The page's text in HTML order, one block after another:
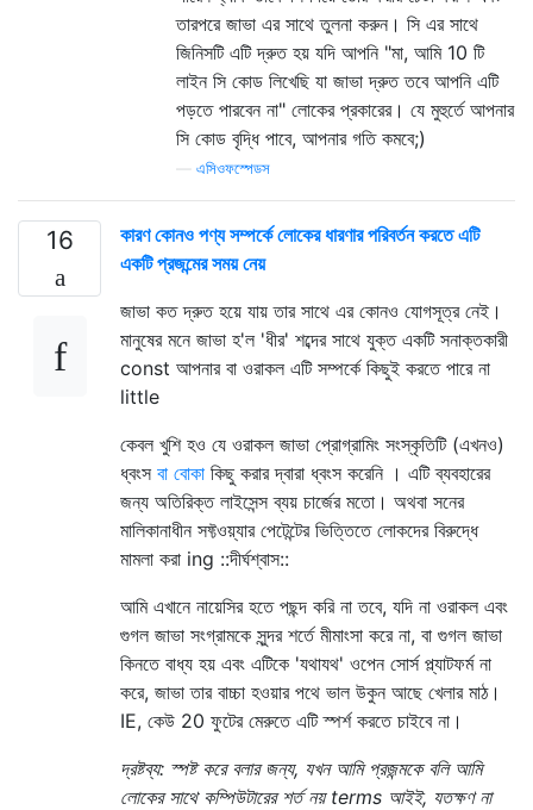
তারপরে জাভা এর সাথে তুলনা করুন। সি এর সাথে
জিনিসটি এটি দ্রুত হয় যদি আপনি "মা, আমি 10 টি
লাইন সি কোড লিখেছি যা জাভা দ্রুত তবে আপনি এটি
পড়তে পারবেন না" লোকের প্রকারের। যে মুহুর্তে আপনার
সি কোড বৃদ্ধি পাবে, আপনার গতি কমবে;)
এসিওফস্পেডস
16
কারণ কোনও পণ্য সম্পর্কে লোকের ধারণার পরিবর্তন করতে এটি
একটি প্রজন্মের সময় নেয়
জাভা কত দ্রুত হয়ে যায় তার সাথে এর কোনও যোগসূত্র নেই।
মানুষের মনে জাভা হ'ল 'ধীর' শব্দের সাথে যুক্ত একটি সনাক্তকারী
const আপনার বা ওরাকল এটি সম্পর্কে কিছুই করতে পারে না
little
কেবল খুশি হও যে ওরাকল জাভা প্রোগ্রামিং সংস্কৃতিটি (এখনও)
ধ্বংস বা বোকা কিছু করার দ্বারা ধ্বংস করেনি । এটি ব্যবহারের
জন্য অতিরিক্ত লাইসেন্স ব্যয় চার্জের মতো। অথবা সনের
মালিকানাধীন সফ্টওয়্যার পেটেন্টের ভিত্তিতে লোকদের বিরুদ্ধে
মামলা করা ing ::দীর্ঘশ্বাস::
আমি এখানে নায়েসির হতে পছন্দ করি না তবে, যদি না ওরাকল এবং
গুগল জাভা সংগ্রামকে সুন্দর শর্তে মীমাংসা করে না, বা গুগল জাভা
কিনতে বাধ্য হয় এবং এটিকে 'যথাযথ' ওপেন সোর্স প্ল্যাটফর্ম না
করে, জাভা তার বাচ্চা হওয়ার পথে ভাল উকুন আছে খেলার মাঠ।
IE, কেউ 20 ফুটের মেরুতে এটি স্পর্শ করতে চাইবে না।
দ্রষ্টব্য: স্পষ্ট করে বলার জন্য, যখন আমি প্রজন্মকে বলি আমি
লোকের সাথে কম্পিউটারের শর্ত নয় terms আইই, যতক্ষণ না